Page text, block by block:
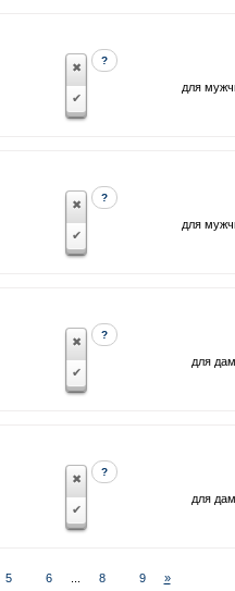
?
для
?
для
?
для
?
для
5 6 8 9 »